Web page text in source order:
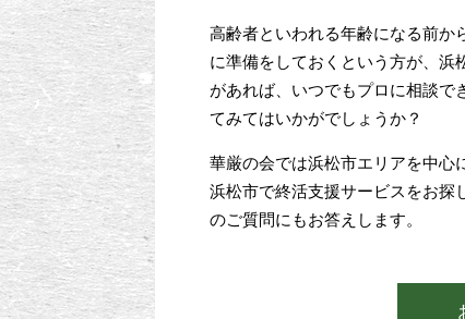
高齢者といわれる年齢になる前か
に準備をしておくという方が、浜
があれば、いつでもプロに相談で
てみてはいかがでしょうか？
華厳の会では浜松市エリアを中心
浜松市で終活支援サービスをお探
のご質問にもお答えします。